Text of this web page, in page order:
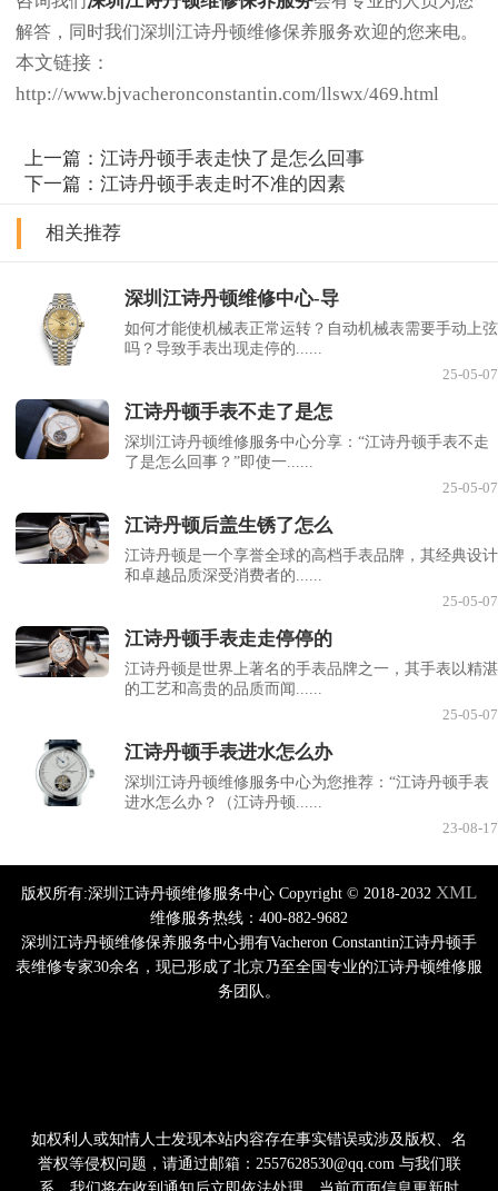
解答，同时我们深圳江诗丹顿维修保养服务欢迎的您来电。
本文链接：
http://www.bjvacheronconstantin.com/llswx/469.html
上一篇：江诗丹顿手表走快了是怎么回事
下一篇：江诗丹顿手表走时不准的因素
相关推荐
深圳江诗丹顿维修中心-导
如何才能使机械表正常运转？自动机械表需要手动上弦
吗？导致手表出现走停的......
25-05-07
江诗丹顿手表不走了是怎
深圳江诗丹顿维修服务中心分享：“江诗丹顿手表不走
了是怎么回事？”即使一......
25-05-07
江诗丹顿后盖生锈了怎么
江诗丹顿是一个享誉全球的高档手表品牌，其经典设计
和卓越品质深受消费者的......
25-05-07
江诗丹顿手表走走停停的
江诗丹顿是世界上著名的手表品牌之一，其手表以精湛
的工艺和高贵的品质而闻......
25-05-07
江诗丹顿手表进水怎么办
深圳江诗丹顿维修服务中心为您推荐：“江诗丹顿手表
进水怎么办？（江诗丹顿......
23-08-17
版权所有:深圳江诗丹顿维修服务中心 Copyright © 2018-2032 XML
维修服务热线：400-882-9682
深圳江诗丹顿维修保养服务中心拥有Vacheron Constantin江诗丹顿手
表维修专家30余名，现已形成了北京乃至全国专业的江诗丹顿维修服
务团队。
如权利人或知情人士发现本站内容存在事实错误或涉及版权、名
誉权等侵权问题，请通过邮箱：2557628530@qq.com 与我们联